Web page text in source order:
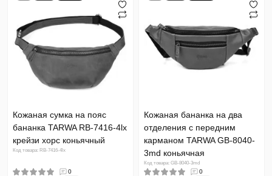
Кожаная сумка на пояс
бананка TARWA RB-7416-4lx
крейзи хорс коньячный
Код товара: RB-7416-4lx
0
Кожаная бананка на два
отделения с передним
карманом TARWA GB-8040-
3md коньячная
Код товара: GB-8040-3md
0